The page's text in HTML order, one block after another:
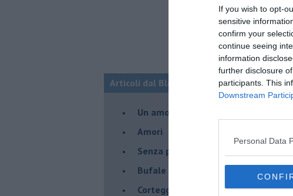
If you wish to opt-
sensitive
confirm your
continue seeing
information
further disclosure
participants. This
Downstream
Personal Data
Articoli dal Blog “Legami d'amore” di
Un amore nato ai tempi del
Amori
Senza parole - 1
Bufale d'amore
Corteggiatrici moderne